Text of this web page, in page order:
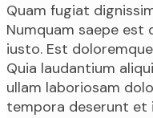
Quam fugiat
Numquam saepe
iusto. Est
Quia laudantium
ullam laboriosam
tempora deserunt et